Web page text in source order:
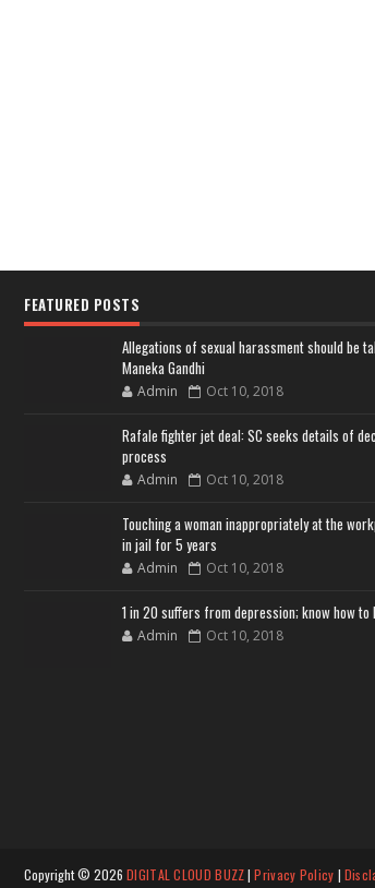
FEATURED POSTS
Allegations of sexual harassment should be
Maneka Gandhi
Admin Oct 10, 2018
Rafale fighter jet deal: SC seeks details of
process
Admin Oct 10, 2018
Touching a woman inappropriately at the
in jail for 5 years
Admin Oct 10, 2018
1 in 20 suffers from depression; know how to
Admin Oct 10, 2018
Copyright © 2026 DIGITAL CLOUD BUZZ|Privacy Policy |